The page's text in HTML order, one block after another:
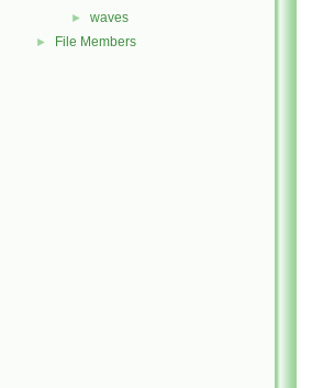
► waves
► File Members